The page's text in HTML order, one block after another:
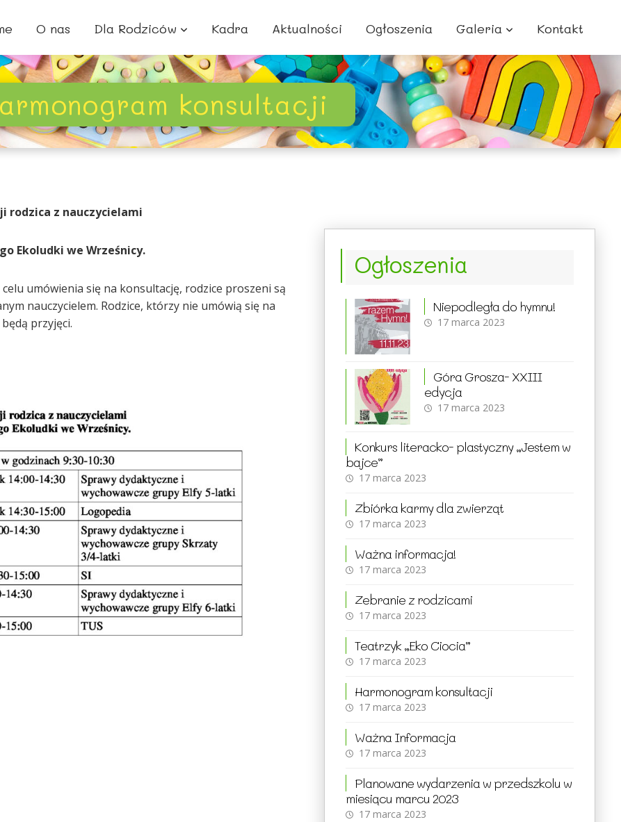
O nas Dla Rodziców Kadra Aktualności Ogłoszenia Galeria Kontakt
konsultacji
rodzica z nauczycielami
Ekoludki we Wrześnicy.
umówienia się na konsultację, rodzice proszeni są
nauczycielem. Rodzice, którzy nie umówią się na
przyjęci.
Ogłoszenia
Niepodległa do hymnu!
17 marca 2023
Góra Grosza- XXIII
edycja
17 marca 2023
Konkurs literacko- plastyczny „Jestem w
bajce”
17 marca 2023
Zbiórka karmy dla zwierząt
17 marca 2023
Ważna informacja!
17 marca 2023
Zebranie z rodzicami
17 marca 2023
Teatrzyk „Eko Ciocia”
17 marca 2023
Harmonogram konsultacji
17 marca 2023
Ważna Informacja
17 marca 2023
Planowane wydarzenia w przedszkolu w
miesiącu marcu 2023
17 marca 2023